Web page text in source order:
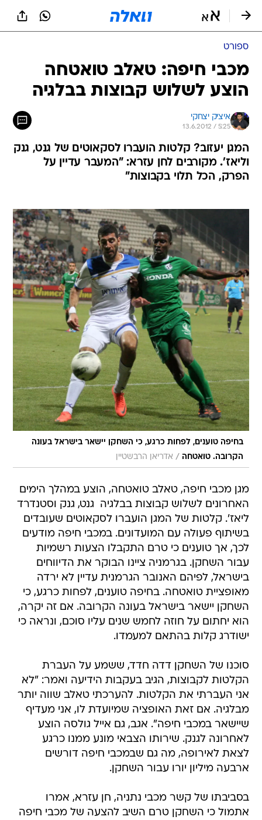
ספורט
מכבי חיפה: טאלב טואטחה
הוצע לשלוש קבוצות בבלגיה
איציק יצחקי
13.6.2012 / 5:25
המגן יעזוב? קלטות הועברו לסקאוטים של גנט, גנק
וליאז'. מקורבים לחן עזרא: "המעבר עדיין על
הפרק, הכל תלוי בקבוצות"
בחיפה טוענים, לפחות כרגע, כי השחקן יישאר בישראל בעונה
הקרובה. טואטחה / אדריאן הרבשטיין
מגן מכבי חיפה, טאלב טואטחה, הוצע במהלך הימים
האחרונים לשלוש קבוצות בבלגיה  גנט, גנק וסטנדרד
ליאז'. קלטות של המגן הועברו לסקאוטים שעובדים
בשיתוף פעולה עם המועדונים. במכבי חיפה מודעים
לכך, אך טוענים כי טרם התקבלו הצעות רשמיות
עבור השחקן. בגרמניה ציינו הבוקר את הדיווחים
בישראל, לפיהם האנובר הגרמנית עדיין לא ירדה
מאופציית טואטחה. בחיפה טוענים, לפחות כרגע, כי
השחקן יישאר בישראל בעונה הקרובה. אם זה יקרה,
הוא יחתום על חוזה לחמש שנים עליו סוכם, ונראה כי
ישודרג קלות בהתאם למעמדו.
סוכנו של השחקן דדה חדד, ששמע על העברת
הקלטות לקבוצות, הגיב בעקבות הידיעה ואמר: "לא
אני העברתי את הקלטות. להערכתי טאלב שווה יותר
מבלגיה. אם זאת האופציה שמיועדת לו, אני מעדיף
שיישאר במכבי חיפה". אגב, גם אייל גולסה הוצע
לאחרונה לגנק. שירותו הצבאי מונע ממנו כרגע
לצאת לאירופה, מה גם שבמכבי חיפה דורשים
ארבעה מיליון יורו עבור השחקן.
בסביבתו של קשר מכבי נתניה, חן עזרא, אמרו
אתמול כי השחקן טרם השיב להצעה של מכבי חיפה